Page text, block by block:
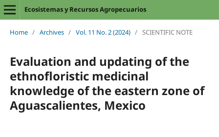
Ecosistemas y Recursos Agropecuarios
Home / Archives / Vol. 11 No. 2 (2024) / SCIENTIFIC NOTE
Evaluation and updating of the
ethnofloristic medicinal
knowledge of the eastern zone of
Aguascalientes, Mexico